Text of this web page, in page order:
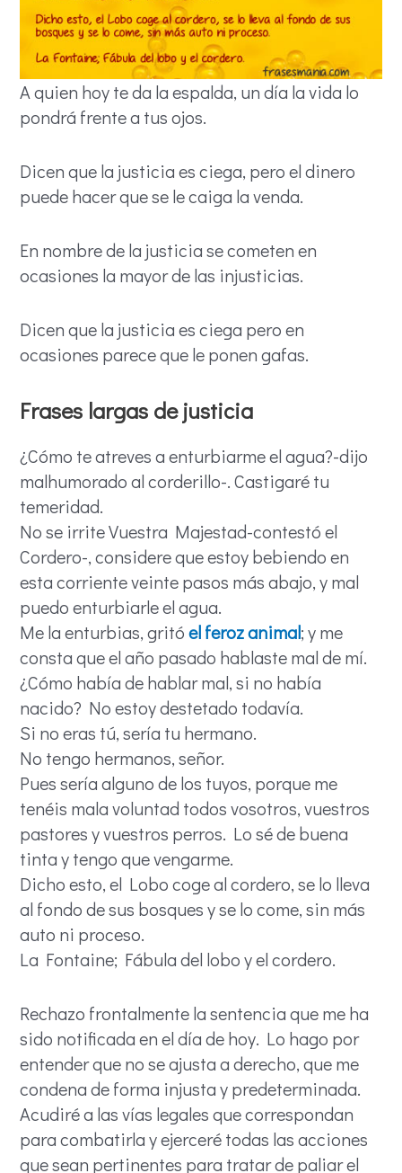
A quien hoy te da la espalda, un día la vida lo
pondrá frente a tus ojos.
Dicen que la justicia es ciega, pero el dinero
puede hacer que se le caiga la venda.
En nombre de la justicia se cometen en
ocasiones la mayor de las injusticias.
Dicen que la justicia es ciega pero en
ocasiones parece que le ponen gafas.
Frases largas de justicia
¿Cómo te atreves a enturbiarme el agua?-dijo
malhumorado al corderillo-. Castigaré tu
temeridad.
No se irrite Vuestra Majestad-contestó el
Cordero-, considere que estoy bebiendo en
esta corriente veinte pasos más abajo, y mal
puedo enturbiarle el agua.
Me la enturbias, gritóel feroz animal; y me
consta que el año pasado hablaste mal de mí.
¿Cómo había de hablar mal, si no había
nacido? No estoy destetado todavía.
Si no eras tú, sería tu hermano.
No tengo hermanos, señor.
Pues sería alguno de los tuyos, porque me
tenéis mala voluntad todos vosotros, vuestros
pastores y vuestros perros. Lo sé de buena
tinta y tengo que vengarme.
Dicho esto, el Lobo coge al cordero, se lo lleva
al fondo de sus bosques y se lo come, sin más
auto ni proceso.
La Fontaine; Fábula del lobo y el cordero.
Rechazo frontalmente la sentencia que me ha
sido notificada en el día de hoy. Lo hago por
entender que no se ajusta a derecho, que me
condena de forma injusta y predeterminada.
Acudiré a las vías legales que correspondan
para combatirla y ejerceré todas las acciones
que sean pertinentes para tratar de paliar el